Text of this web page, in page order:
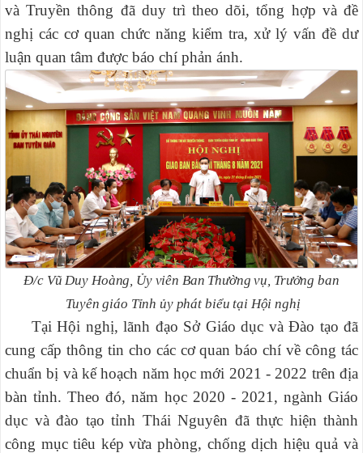
và Truyền thông đã duy trì theo dõi, tổng hợp và đề
nghị các cơ quan chức năng kiểm tra, xử lý vấn đề dư
luận quan tâm được báo chí phản ánh.
Đ/c Vũ Duy Hoàng, Ủy viên Ban Thường vụ, Trưởng ban
Tuyên giáo Tỉnh ủy phát biểu tại Hội nghị
Tại Hội nghị, lãnh đạo Sở Giáo dục và Đào tạo đã
cung cấp thông tin cho các cơ quan báo chí về công tác
chuẩn bị và kế hoạch năm học mới 2021 - 2022 trên địa
bàn tỉnh. Theo đó, năm học 2020 - 2021, ngành Giáo
dục và đào tạo tỉnh Thái Nguyên đã thực hiện thành
công mục tiêu kép vừa phòng, chống dịch hiệu quả và